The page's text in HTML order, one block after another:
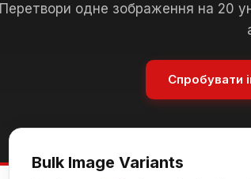
Перетвори одне зображення на 20
Спробувати
Bulk Image Variants